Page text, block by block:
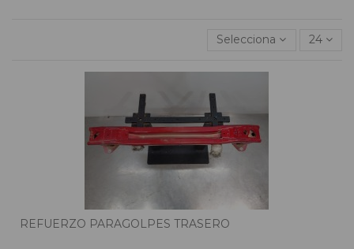
Selecciona 24
REFUERZO PARAGOLPES TRASERO